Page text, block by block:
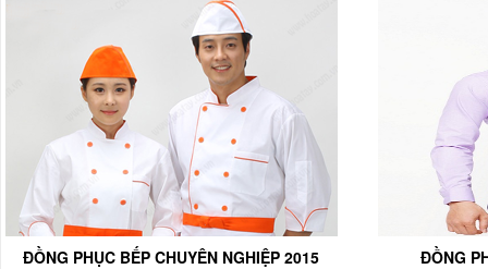
ĐỒNG PHỤC BẾP CHUYÊN NGHIỆP 2015
ĐỒNG